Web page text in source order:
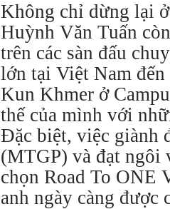
Không chỉ dừng lại
Huỳnh Văn Tuấn
trên các sàn đấu
lớn tại Việt Nam
Kun Khmer ở
thế của mình với
Đặc biệt, việc giành
(MTGP) và đạt ngôi
chọn Road To ONE
anh ngày càng được